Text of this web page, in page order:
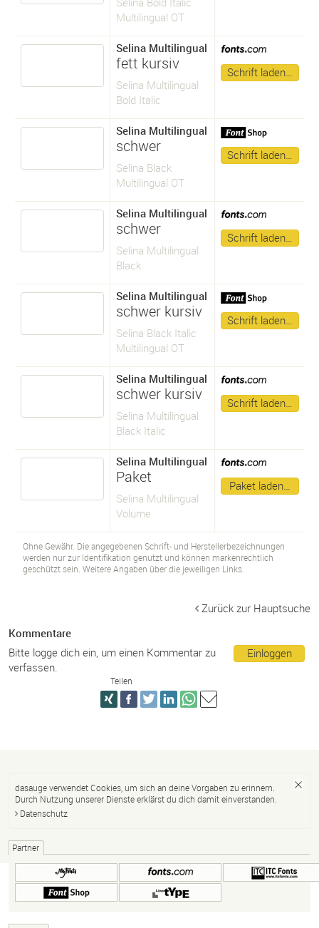
Multilingual OT
Selina Multilingual
fett kursiv
Selina Multilingual
Bold Italic
Schrift laden…
Selina Multilingual
schwer
Selina Black
Multilingual OT
Schrift laden…
Selina Multilingual
schwer
Selina Multilingual
Black
Schrift laden…
Selina Multilingual
schwer kursiv
Selina Black Italic
Multilingual OT
Schrift laden…
Selina Multilingual
schwer kursiv
Selina Multilingual
Black Italic
Schrift laden…
Selina Multilingual
Paket
Selina Multilingual
Volume
Paket laden…
Ohne Gewähr. Die angegebenen Schrift- und Herstellerbezeichnungen
werden nur zur Identifikation genutzt und können markenrechtlich
geschützt sein. Weitere Angaben über die jeweiligen Links.
Zurück zur Hauptsuche
Kommentare
Einloggen
Bitte logge dich ein, um einen Kommentar zu
verfassen.
Teilen
dasauge verwendet Cookies, um sich an deine Vorgaben zu erinnern.
Durch Nutzung unserer Dienste erklärst du dich damit einverstanden.
Datenschutz
Partner